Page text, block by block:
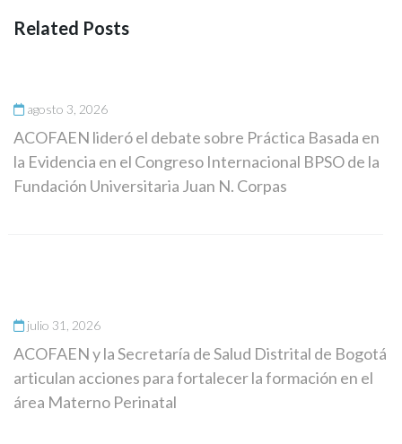
Related Posts
agosto 3, 2026
ACOFAEN lideró el debate sobre Práctica Basada en
la Evidencia en el Congreso Internacional BPSO de la
Fundación Universitaria Juan N. Corpas
julio 31, 2026
ACOFAEN y la Secretaría de Salud Distrital de Bogotá
articulan acciones para fortalecer la formación en el
área Materno Perinatal